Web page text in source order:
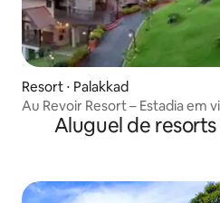
Resort ⋅ Palakkad
Au Revoir Resort – Estadia em
Aluguel de